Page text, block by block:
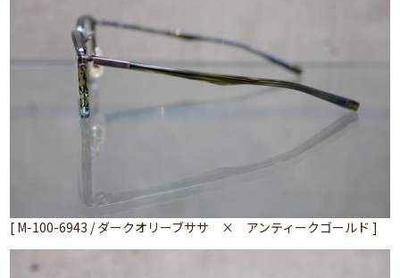
[ M-100-6943 / ダークオリーブササ × アンティークゴールド ]